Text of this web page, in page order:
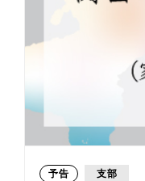
予告 支部